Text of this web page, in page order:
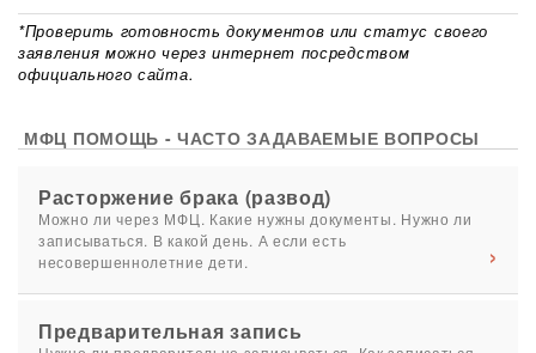
*Проверить готовность документов или статус своего
заявления можно через интернет посредством
официального сайта.
МФЦ ПОМОЩЬ - ЧАСТО ЗАДАВАЕМЫЕ ВОПРОСЫ
Расторжение брака (развод)
Можно ли через МФЦ. Какие нужны документы. Нужно ли
записываться. В какой день. А если есть
несовершеннолетние дети.
Предварительная запись